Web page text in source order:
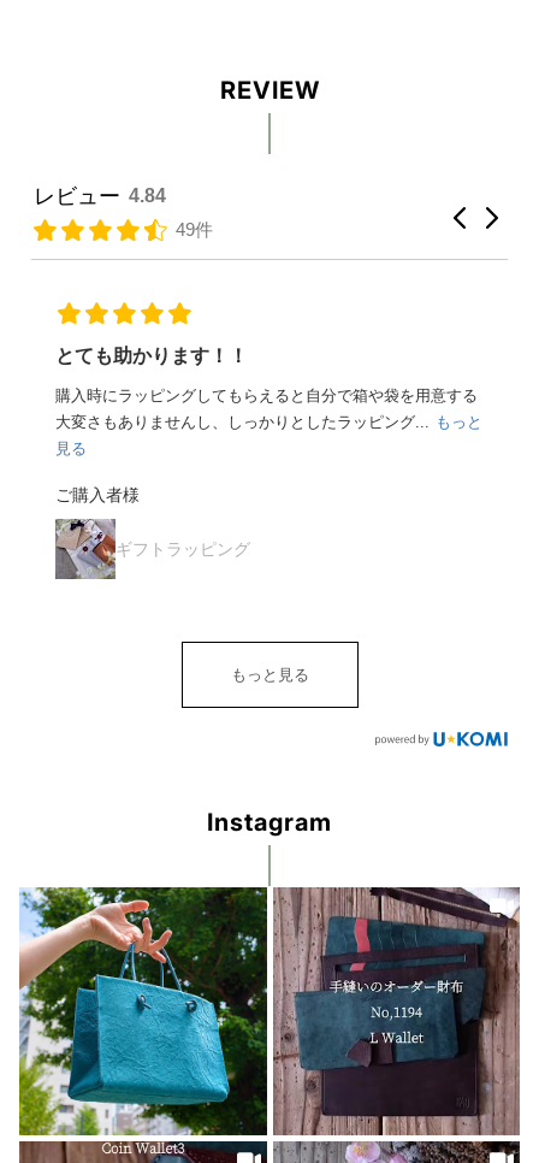
REVIEW
レビュー 4.84
49件
とても助かります！！
購入時にラッピングしてもらえると自分で箱や袋を用意する
大変さもありませんし、しっかりとしたラッピング... もっと
見る
ご購入者様
ギフトラッピング
もっと見る
Instagram